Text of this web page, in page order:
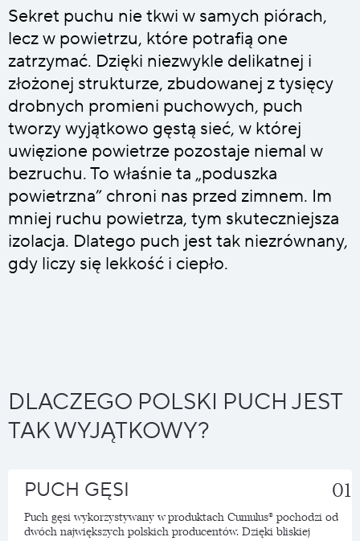
Sekret puchu nie tkwi w samych piórach,
lecz w powietrzu, które potrafią one
zatrzymać. Dzięki niezwykle delikatnej i
złożonej strukturze, zbudowanej z tysięcy
drobnych promieni puchowych, puch
tworzy wyjątkowo gęstą sieć, w której
uwięzione powietrze pozostaje niemal w
bezruchu. To właśnie ta „poduszka
powietrzna” chroni nas przed zimnem. Im
mniej ruchu powietrza, tym skuteczniejsza
izolacja. Dlatego puch jest tak niezrównany,
gdy liczy się lekkość i ciepło.
DLACZEGO POLSKI PUCH JEST
TAK WYJĄTKOWY?
01
PUCH GĘSI
Puch gęsi wykorzystywany w produktach Cumulus® pochodzi od
dwóch największych polskich producentów. Dzięki bliskiej